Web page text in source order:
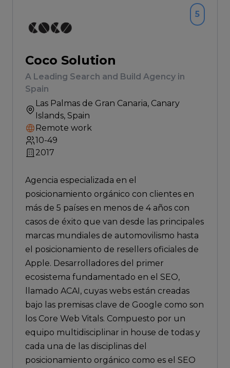
Coco Solution
A Leading Search and Build Agency in
Spain
Las Palmas de Gran Canaria, Canary
Islands, Spain
Remote work
10-49
2017
5
Agencia especializada en el
posicionamiento orgánico con clientes en
más de 5 países en menos de 4 años con
casos de éxito que van desde las principales
marcas mundiales de automovilismo hasta
el posicionamiento de resellers oficiales de
Apple. Desarrolladores del primer
ecosistema fundamentado en el SEO,
llamado ACAI, cuyas webs están creadas
bajo las premisas clave de Google como son
los Core Web Vitals. Compuesto por un
equipo multidisciplinar in house de todas y
cada una de las disciplinas del
posicionamiento orgánico como es el SEO